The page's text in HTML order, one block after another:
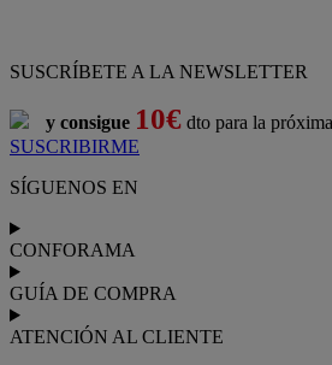
SUSCRÍBETE A LA NEWSLETTER
y consigue 10€ dto para la
SUSCRIBIRME
SÍGUENOS EN
CONFORAMA
GUÍA DE COMPRA
ATENCIÓN AL CLIENTE